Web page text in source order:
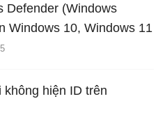
Defender (Windows
Windows 10, Windows 11
5
không hiện ID trên